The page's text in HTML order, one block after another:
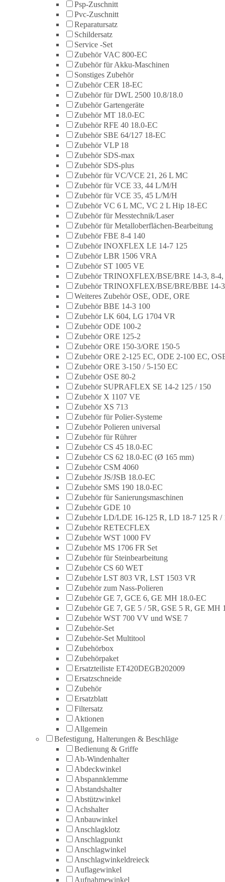
Psp-Zuschnitt
Pvc-Zuschnitt
Reparatursatz
Schildersatz
Service -Set
Zubehör VAC 800-EC
Zubehör für Akku-Maschinen
Sonstiges Zubehör
Zubehör CER 18-EC
Zubehör für DWL 2500 10.8/18.0
Zubehör Gartengeräte
Zubehör MT 18.0-EC
Zubehör RFE 40 18.0-EC
Zubehör SBE 64/127 18-EC
Zubehör VLP 18
Zubehör SDS-max
Zubehör SDS-plus
Zubehör für VC/VCE 21, 26 L MC
Zubehör für VCE 33, 44 L/M/H
Zubehör für VCE 35, 45 L/M/H
Zubehör VC 6 L MC, VC 2 L Hip 18-EC
Zubehör für Messtechnik/Laser
Zubehör für Metalloberflächen-Bearbeitung
Zubehör FBE 8-4 140
Zubehör INOXFLEX LE 14-7 125
Zubehör LBR 1506 VRA
Zubehör ST 1005 VE
Zubehör TRINOXFLEX/BSE/BRE 14-3, 8-
Zubehör TRINOXFLEX/BSE/BRE/BBE 14-3
Weiteres Zubehör OSE, ODE, ORE
Zubehör BBE 14-3 100
Zubehör LK 604, LG 1704 VR
Zubehör ODE 100-2
Zubehör ORE 125-2
Zubehör ORE 150-3/ORE 150-5
Zubehör ORE 2-125 EC, ODE 2-100 EC,
Zubehör ORE 3-150 / 5-150 EC
Zubehör OSE 80-2
Zubehör SUPRAFLEX SE 14-2 125 / 150
Zubehör X 1107 VE
Zubehör XS 713
Zubehör für Polier-Systeme
Zubehör Polieren universal
Zubehör für Rührer
Zubehör CS 45 18.0-EC
Zubehör CS 62 18.0-EC (Ø 165 mm)
Zubehör CSM 4060
Zubehör JS/JSB 18.0-EC
Zubehör SMS 190 18.0-EC
Zubehör für Sanierungsmaschinen
Zubehör GDE 10
Zubehör LD/LDE 16-125 R, LD 18-7 125 R /
Zubehör RETECFLEX
Zubehör WST 1000 FV
Zubehör MS 1706 FR Set
Zubehör für Steinbearbeitung
Zubehör CS 60 WET
Zubehör LST 803 VR, LST 1503 VR
Zubehör zum Nass-Polieren
Zubehör GE 7, GCE 6, GE MH 18.0-EC
Zubehör GE 7, GE 5 / 5R, GSE 5 R, GE MH
Zubehör WST 700 VV und WSE 7
Zubehör-Set
Zubehör-Set Multitool
Zubehörbox
Zubehörpaket
Ersatzteiliste ET420DEGB202009
Ersatzschneide
Zubehör
Ersatzblatt
Filtersatz
Aktionen
Allgemein
Befestigung, Halterungen & Beschläge
Bedienung & Griffe
Ab-Windenhalter
Abdeckwinkel
Abspannklemme
Abstandshalter
Abstützwinkel
Achshalter
Anbauwinkel
Anschlagklotz
Anschlagpunkt
Anschlagwinkel
Anschlagwinkeldreieck
Auflagewinkel
Aufnahmewinkel